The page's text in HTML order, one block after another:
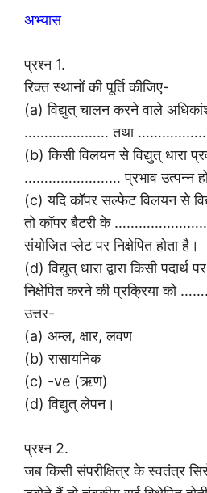
अभ्यास
प्रश्न 1.
रिक्त स्थानों की पूर्ति कीजिए-
(a) विद्युत् चालन करने वाले
………………… तथा ……………….
(b) किसी विलयन से विद्युत् धारा
…………………… प्रभाव उत्पन्न
(c) यदि कॉपर सल्फेट विलयन से
तो कॉपर बैटरी के
संयोजित प्लेट पर निक्षेपित होता है।
(d) विद्युत् धारा द्वारा किसी पदार्थ
निक्षेपित करने की प्रक्रिया
उत्तर-
(a) अम्ल, क्षार, लवण
(b) रासायनिक
(c) -ve (ऋण)
(d) विद्युत् लेपन।
प्रश्न 2.
जब किसी संपरीक्षित्र के स्वतंत्र